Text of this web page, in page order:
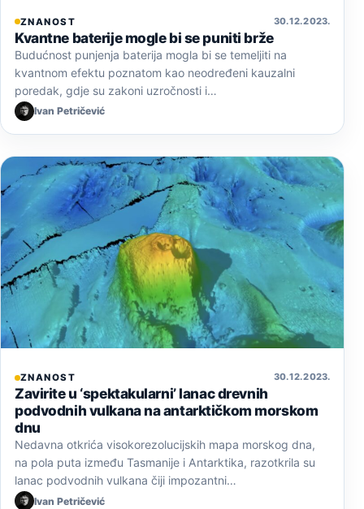
ZNANOST 30. 12. 2023.
Kvantne baterije mogle bi se puniti brže
Budućnost punjenja baterija mogla bi se temeljiti na
kvantnom efektu poznatom kao neodređeni kauzalni
poredak, gdje su zakoni uzročnosti i…
Ivan Petričević
ZNANOST 30. 12. 2023.
Zavirite u ‘spektakularni’ lanac drevnih
podvodnih vulkana na antarktičkom morskom
dnu
Nedavna otkrića visokorezolucijskih mapa morskog dna,
na pola puta između Tasmanije i Antarktika, razotkrila su
lanac podvodnih vulkana čiji impozantni…
Ivan Petričević